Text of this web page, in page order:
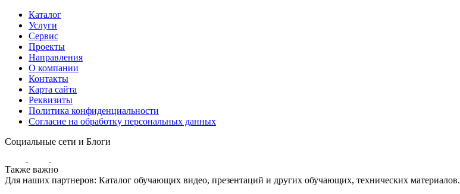
Каталог
Услуги
Сервис
Проекты
Направления
О компании
Контакты
Карта сайта
Реквизиты
Политика конфиденциальности
Согласие на обработку персональных данных
Социальные сети и Блоги
Также важно
Для наших партнеров: Каталог обучающих видео, презентаций и других обучающих, технических материалов.